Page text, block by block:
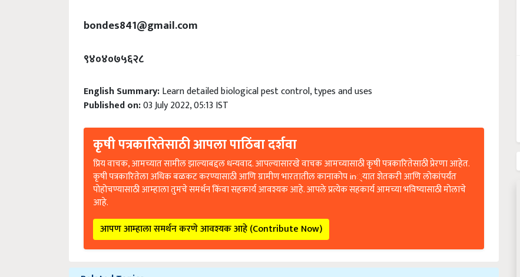
bondes841@gmail.com
९४०४०७५६२८
English Summary: Learn detailed biological pest control, types and uses
Published on:03 July 2022, 05:13 IST
कृषी पत्रकारितेसाठी आपला पाठिंबा दर्शवा
प्रिय वाचक, आमच्यात सामील झाल्याबद्दल धन्यवाद. आपल्यासारखे वाचक आमच्यासाठी कृषी पत्रकारितेसाठी प्रेरणा आहेत.
कृषी पत्रकारितेला अधिक बळकट करण्यासाठी आणि ग्रामीण भारतातील कानाकोप in्यात शेतकरी आणि लोकांपर्यंत
पोहोचण्यासाठी आम्हाला तुमचे समर्थन किंवा सहकार्य आवश्यक आहे. आपले प्रत्येक सहकार्य आमच्या भविष्यासाठी मोलाचे
आहे.
आपण आम्हाला समर्थन करणे आवश्यक आहे (Contribute Now)
Related Topics